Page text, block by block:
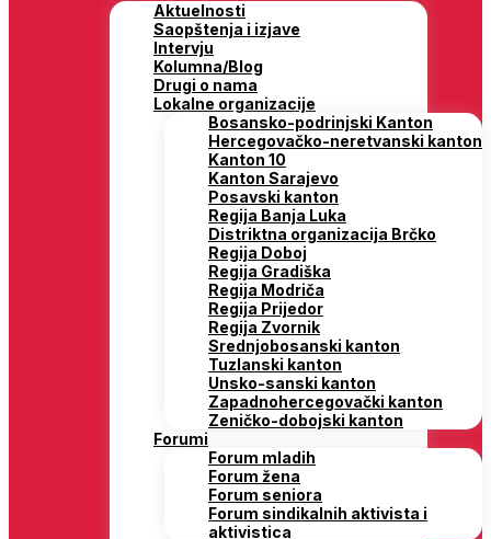
Aktuelnosti
Saopštenja i izjave
Intervju
Kolumna/Blog
Drugi o nama
Lokalne organizacije
Bosansko-podrinjski Kanton
Hercegovačko-neretvanski kanton
Kanton 10
Kanton Sarajevo
Posavski kanton
Regija Banja Luka
Distriktna organizacija Brčko
Regija Doboj
Regija Gradiška
Regija Modriča
Regija Prijedor
Regija Zvornik
Srednjobosanski kanton
Tuzlanski kanton
Unsko-sanski kanton
Zapadnohercegovački kanton
Zeničko-dobojski kanton
Forumi
Forum mladih
Forum žena
Forum seniora
Forum sindikalnih aktivista i
aktivistica